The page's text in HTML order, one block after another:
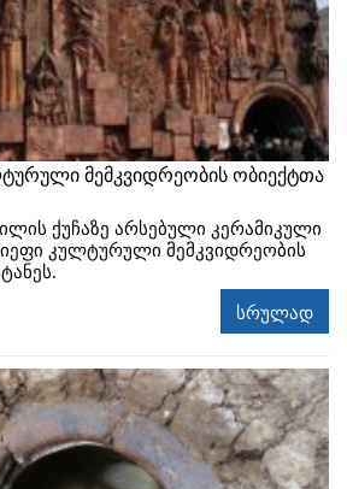
მემკვიდრეობის ობიექტთა
ქუჩაზე არსებული კერამიკული
კულტურული მემკვიდრეობის
სრულად